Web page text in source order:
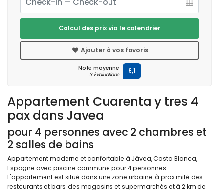
Appartement Cuarenta y tres 4
pax dans Javea
pour 4 personnes avec 2 chambres et
2 salles de bains
Appartement moderne et confortable à Jávea, Costa Blanca,
Espagne avec piscine commune pour 4 personnes.
L'appartement est situé dans une zone urbaine, à proximité des
restaurants et bars, des magasins et supermarchés et à 2 km de
Calcul des prix via le calendrier
Ajouter à vos favoris
Note moyenne
3 Évaluations 9,1